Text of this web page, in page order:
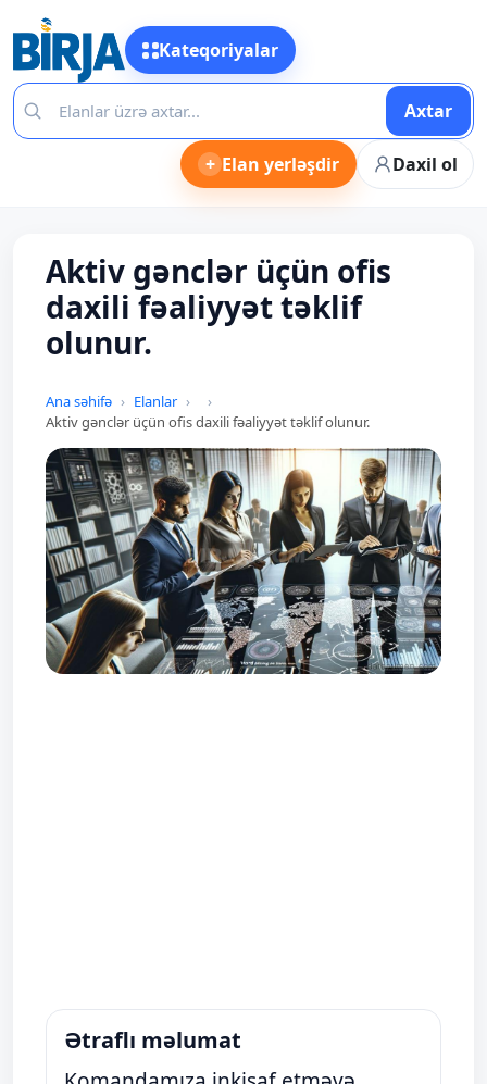
Kateqoriyalar
Axtar
+ Elan yerləşdir Daxil ol
Aktiv gənclər üçün ofis
daxili fəaliyyət təklif
olunur.
Ana səhifə
Elanlar
Aktiv gənclər üçün ofis daxili fəaliyyət təklif olunur.
Ətraflı məlumat